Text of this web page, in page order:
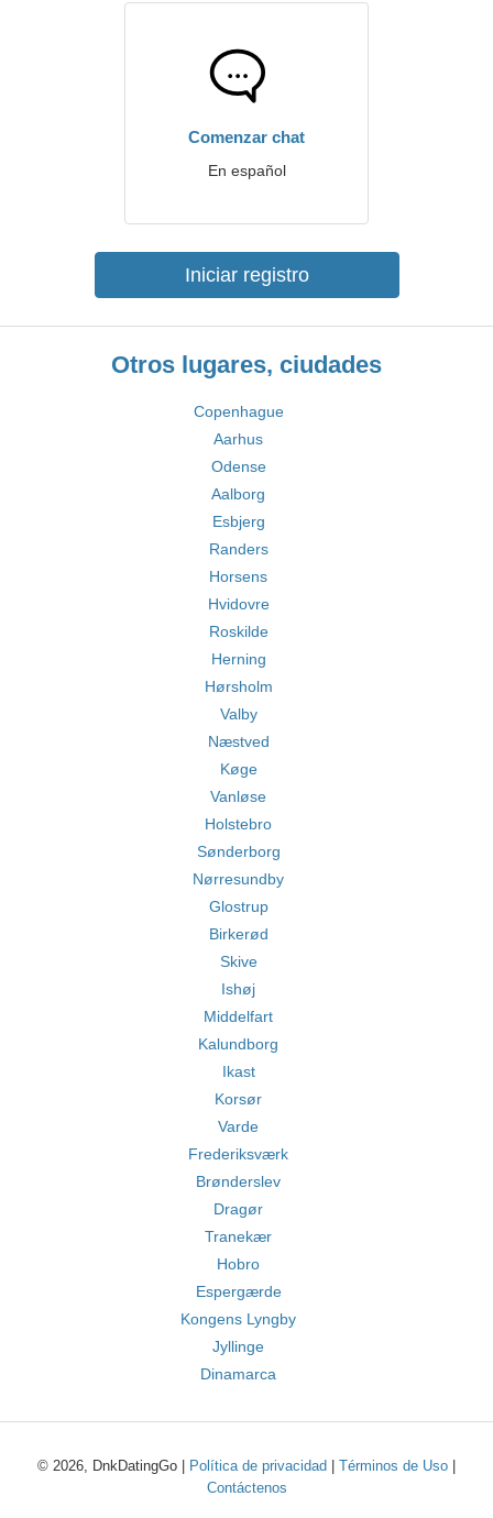
Comenzar chat
En español
Iniciar registro
Otros lugares, ciudades
Copenhague
Aarhus
Odense
Aalborg
Esbjerg
Randers
Horsens
Hvidovre
Roskilde
Herning
Hørsholm
Valby
Næstved
Køge
Vanløse
Holstebro
Sønderborg
Nørresundby
Glostrup
Birkerød
Skive
Ishøj
Middelfart
Kalundborg
Ikast
Korsør
Varde
Frederiksværk
Brønderslev
Dragør
Tranekær
Hobro
Espergærde
Kongens Lyngby
Jyllinge
Dinamarca
© 2026, DnkDatingGo | Política de privacidad Términos de Uso
Contáctenos